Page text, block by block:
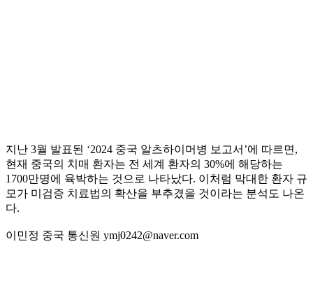
지난 3월 발표된 ‘2024 중국 알츠하이머병 보고서’에 따르면,
현재 중국의 치매 환자는 전 세계 환자의 30%에 해당하는
1700만명에 육박하는 것으로 나타났다. 이처럼 막대한 환자 규
모가 미검증 치료법의 확산을 부추겼을 것이라는 분석도 나온
다.
이민정 중국 통신원 ymj0242@naver.com